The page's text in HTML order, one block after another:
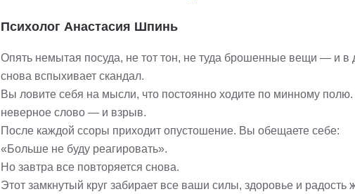
Психолог Анастасия Шпинь
Опять немытая посуда, не тот тон, не туда брошенные вещи — и в
снова вспыхивает скандал.
Вы ловите себя на мысли, что постоянно ходите по минному
неверное слово — и взрыв.
После каждой ссоры приходит опустошение. Вы обещаете себе:
«Больше не буду реагировать».
Но завтра все повторяется снова.
Этот замкнутый круг забирает все ваши силы, здоровье и радость